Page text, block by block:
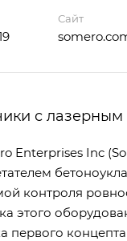
Сайт
с
Enterprises Inc
контроля
этого
первого концепта